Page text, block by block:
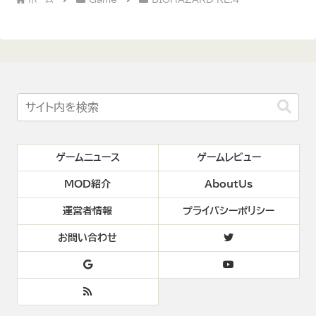
ゲームニュース ゲームレビュー
MOD紹介 AboutUs
運営者情報 プライバシーポリシー
お問い合わせ